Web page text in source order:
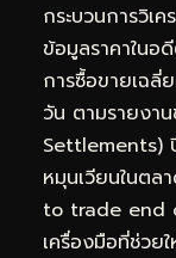
กระบวนการวิเ
ข้อมูลราคาใน
การซื้อขายเฉลี่
วัน ตามรายงา
Settlements)
หมุนเวียนในต
to trade end
เครื่องมือที่ช่วย